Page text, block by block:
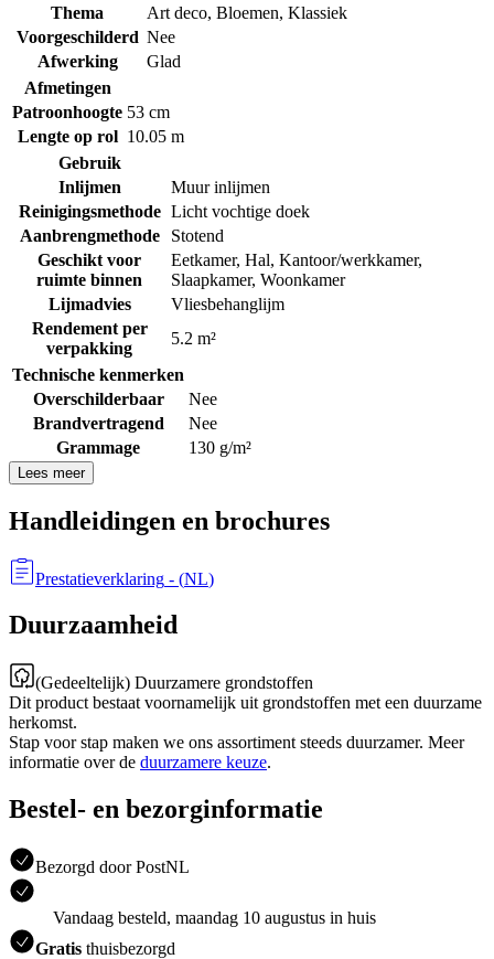
Thema
Art deco, Bloemen, Klassiek
Voorgeschilderd Nee
Afwerking
Glad
Afmetingen
Patroonhoogte 53 cm
Lengte op rol 10.05 m
Gebruik
Inlijmen
Muur inlijmen
Reinigingsmethode Licht vochtige doek
Aanbrengmethode
Stotend
Geschikt voor
ruimte binnen
Eetkamer, Hal, Kantoor/werkkamer,
Slaapkamer, Woonkamer
Lijmadvies
Vliesbehanglijm
Rendement per
verpakking
5.2 m²
Technische kenmerken
Overschilderbaar
Nee
Brandvertragend
Nee
Grammage
130 g/m²
Lees meer
Handleidingen en brochures
Prestatieverklaring - (NL)
Duurzaamheid
(Gedeeltelijk) Duurzamere grondstoffen
Dit product bestaat voornamelijk uit grondstoffen met een duurzame
herkomst.
Stap voor stap maken we ons assortiment steeds duurzamer. Meer
informatie over de duurzamere keuze.
Bestel- en bezorginformatie
Bezorgd door PostNL
Vandaag besteld, maandag 10 augustus in huis
Gratis thuisbezorgd